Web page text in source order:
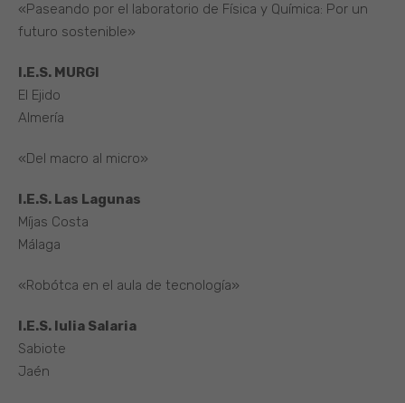
«Paseando por el laboratorio de Física y Química: Por un
futuro sostenible»
I.E.S. MURGI
El Ejido
Almería
«Del macro al micro»
I.E.S. Las Lagunas
Míjas Costa
Málaga
«Robótca en el aula de tecnología»
I.E.S. Iulia Salaria
Sabiote
Jaén